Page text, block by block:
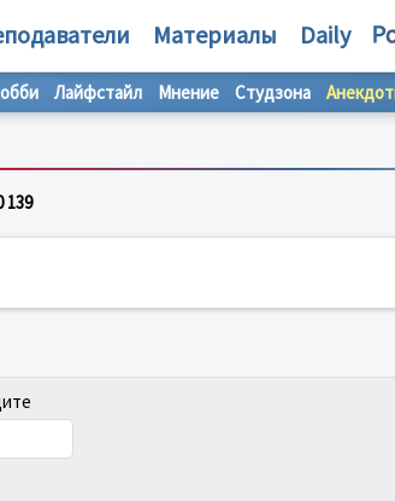
Материалы Daily
139
Лайфстайл Мнение Студзона